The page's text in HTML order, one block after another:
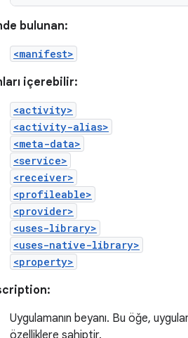
bulunan:
<manifest>
içerebilir:
<activity>
<activity-alias>
<meta-data>
<service>
<receiver>
<profileable>
<provider>
<uses-library>
<uses-native-library>
<property>
Uygulamanın beyanı. Bu öğe,
özelliklere sahiptir.